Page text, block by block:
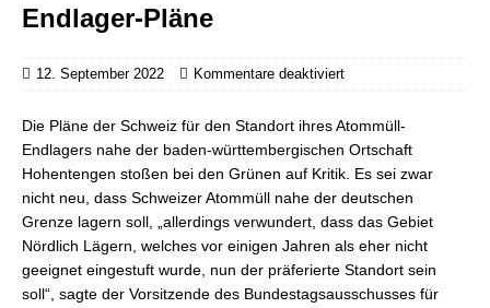
Endlager-Pläne
12. September 2022 Kommentare deaktiviert
Die Pläne der Schweiz für den Standort ihres Atommüll-
Endlagers nahe der baden-württembergischen Ortschaft
Hohentengen stoßen bei den Grünen auf Kritik. Es sei zwar
nicht neu, dass Schweizer Atommüll nahe der deutschen
Grenze lagern soll, „allerdings verwundert, dass das Gebiet
Nördlich Lägern, welches vor einigen Jahren als eher nicht
geeignet eingestuft wurde, nun der präferierte Standort sein
soll“, sagte der Vorsitzende des Bundestagsausschusses für